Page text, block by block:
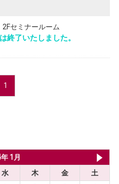
セミナールーム
終了いたしました。
1
1月
水 木 金
土